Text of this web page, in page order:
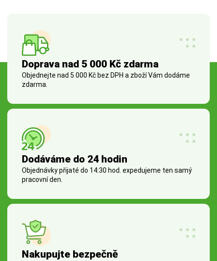
Doprava nad 5 000 Kč zdarma
Objednejte nad 5 000 Kč bez DPH a zboží Vám dodáme
zdarma.
Dodáváme do 24 hodin
Objednávky přijaté do 14:30 hod. expedujeme ten samý
pracovní den.
Nakupujte bezpečně